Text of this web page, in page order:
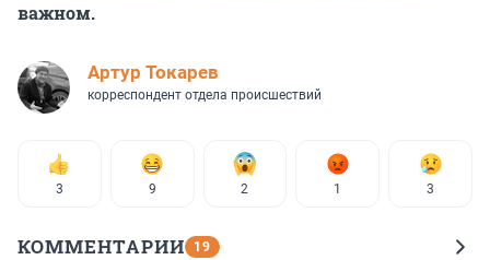
важном.
Артур Токарев
корреспондент отдела происшествий
3 9 2 1 3
КОММЕНТАРИИ 19